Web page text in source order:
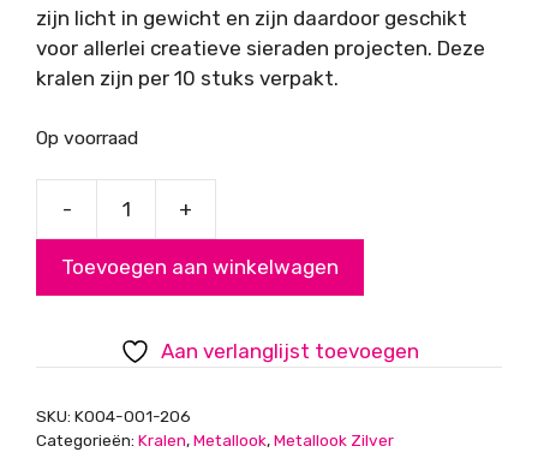
zijn licht in gewicht en zijn daardoor geschikt
voor allerlei creatieve sieraden projecten. Deze
kralen zijn per 10 stuks verpakt.
Op voorraad
-
zilver
aantal
+
Toevoegen aan winkelwagen
Aan verlanglijst toevoegen
SKU: K004-001-206
Categorieën: Kralen,Metallook,Metallook Zilver